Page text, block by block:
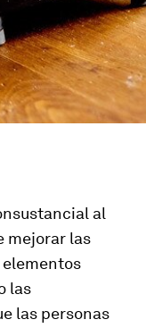
al
mejorar las
las
las personas